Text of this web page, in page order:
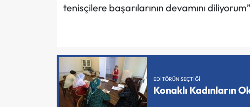
tenisçilere başarılarının devamını
EDITÖRÜN SEÇTIĞI
Konaklı Kadınların